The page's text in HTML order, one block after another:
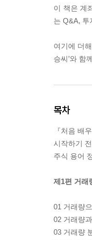
이 책은 계
는 Q&A,
여기에 더
승씨’와 함
목차
『처음 배
시작하기
주식 용어
제1편 거래
01 거래량
02 거래량
03 거래량